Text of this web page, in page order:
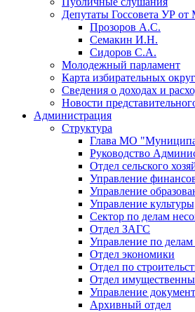
Депутаты Госсовета УР
Прозоров А.С.
Семакин И.Н.
Сидоров С.А.
Молодежный парламент
Карта избирательных
Сведения о доходах и
Новости
Администрация
Структура
Глава МО
Руководство
Отдел сельского
Управление
Управление
Управление
Сектор по делам
Отдел ЗАГС
Управление по
Отдел экономики
Отдел по
Отдел
Управление
Архивный отдел